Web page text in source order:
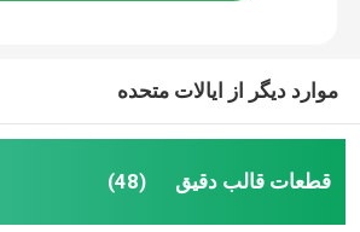
موارد دیگر از ایالات متحده
قطعات قالب دقیق (48)